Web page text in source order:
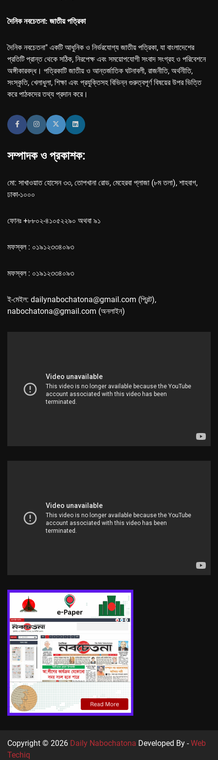
দৈনিক নবচেতনা: জাতীয় পত্রিকা
দৈনিক নবচেতনা" একটি আধুনিক ও নির্ভরযোগ্য জাতীয় পত্রিকা, যা বাংলাদেশের
প্রতিটি প্রান্ত থেকে সঠিক, নিরপেক্ষ এবং সময়োপযোগী সংবাদ সংগ্রহ ও পরিবেশনে
অঙ্গীকারবদ্ধ। পত্রিকাটি জাতীয় ও আন্তর্জাতিক ঘটনাবলী, রাজনীতি, অর্থনীতি,
সংস্কৃতি, খেলাধুলা, শিক্ষা এবং প্রযুক্তিসহ বিভিন্ন গুরুত্বপূর্ণ বিষয়ের উপর ভিত্তি
করে পাঠকদের তথ্য প্রদান করে।
সম্পাদক ও প্রকাশক:
মো: সাখাওয়াত হোসেন ৩৩, তোপখানা রোড, মেহেরবা প্লাজা (৮ম তলা), শাহবাগ,
ঢাকা-১০০০
ফোনঃ +৮৮০২-৪১০৫২২৯০ অথবা ৯১
মফস্বল : ০১৯১২৩৩৪০৯৩
মফস্বল : ০১৯১২৩৩৪০৯৩
ই-মেইল: dailynabochatona@gmail.com (প্রিন্ট),
nabochatona@gmail.com (অনলাইন)
Copyright © 2026 Daily Nabochatona Developed By -Web
Techiq